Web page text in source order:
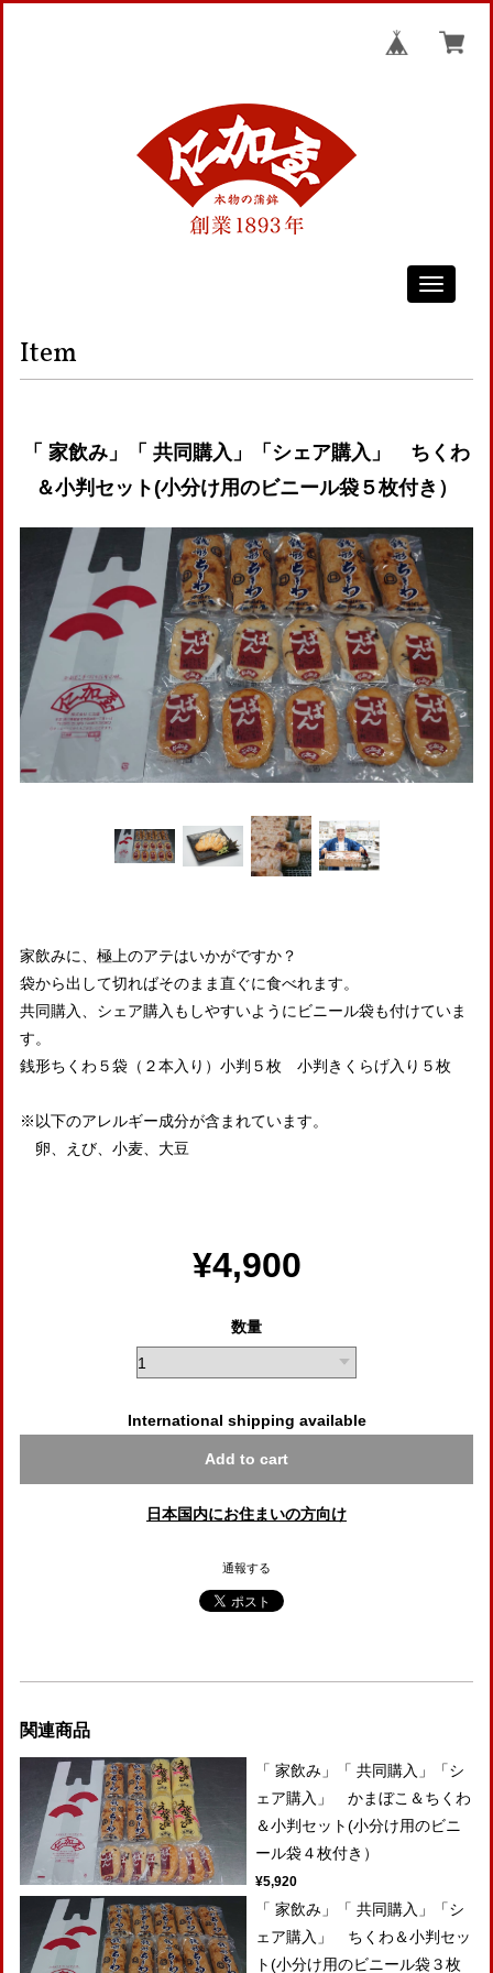
Toggle
Item
「 家飲み」「 共同購入」「シェア購入」 ちくわ
＆小判セット(小分け用のビニール袋５枚付き）
家飲みに、極上のアテはいかがですか？
袋から出して切ればそのまま直ぐに食べれます。
共同購入、シェア購入もしやすいようにビニール袋も付けていま
す。
銭形ちくわ５袋（２本入り）小判５枚 小判きくらげ入り５枚
※以下のアレルギー成分が含まれています。
卵、えび、小麦、大豆
¥4,900
数量
International shipping available
Add to cart
日本国内にお住まいの方向け
通報する
関連商品
「 家飲み」「 共同購入」「シ
ェア購入」 かまぼこ＆ちくわ
＆小判セット(小分け用のビニ
ール袋４枚付き）
¥5,920
「 家飲み」「 共同購入」「シ
ェア購入」 ちくわ＆小判セッ
ト(小分け用のビニール袋３枚